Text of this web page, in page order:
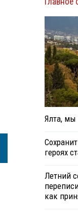
Ялта, мы
героях
Летний
как